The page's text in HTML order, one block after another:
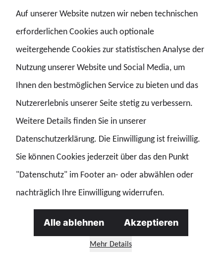
Die Bedarfe in der Ausstattung gehen vom fehlenden
Kontrollzelt, zu Containern, Wetterschutz,
Bearbeitungsplätzen, Möglichkeiten sich aufzuwärmen,
vernünftigen Entsorgungsmöglichkeiten (hier bitte
entsprechend jederzeit erreichbar und hygienisch), usw.,
diese Aufzählung ist nicht ansatzweise abschließend.
Hier wird somit nicht nur weiter auf den Verschleiß
unserer Einsatzkräfte gefahren, es wird vielmehr die
Auf unserer Website nutzen wir neben technischen
erforderlichen Cookies auch optionale
weitergehende Cookies zur statistischen Analyse der
Nutzung unserer Website und Social Media, um
Ihnen den bestmöglichen Service zu bieten und das
Nutzererlebnis unserer Seite stetig zu verbessern.
Weitere Details finden Sie in unserer
Datenschutzerklärung. Die Einwilligung ist freiwillig.
Sie können Cookies jederzeit über das den Punkt
"Datenschutz" im Footer an- oder abwählen oder
nachträglich Ihre Einwilligung widerrufen.
Mehr Details
Alle ablehnen Akzeptieren